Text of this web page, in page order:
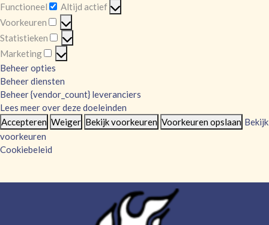
Functioneel
Functioneel
Altijd actief
Voorkeuren
Voorkeuren
Statistieken
Statistieken
Marketing
Marketing
Beheer opties
Beheer diensten
Beheer {vendor_count} leveranciers
Lees meer over deze doeleinden
Accepteren Weiger Bekijk voorkeuren Voorkeuren opslaan Bekijk
voorkeuren
Cookiebeleid